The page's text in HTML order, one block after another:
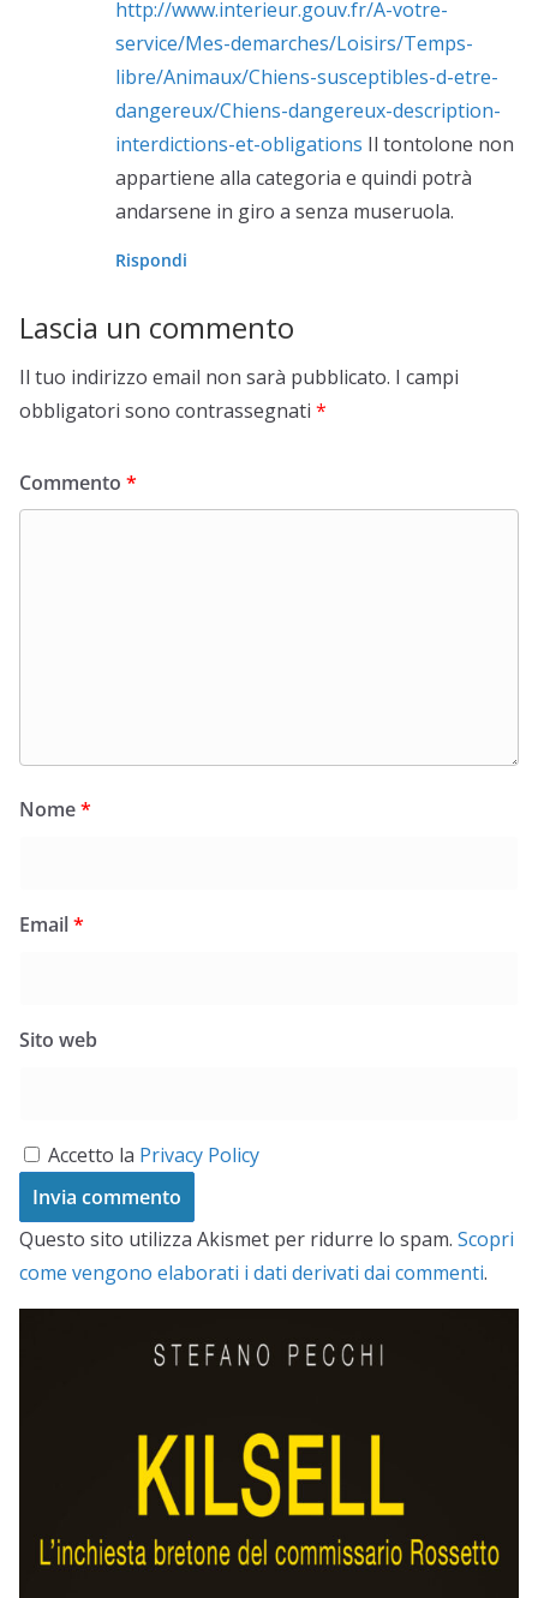
http://www.interieur.gouv.fr/A-votre-
service/Mes-demarches/Loisirs/Temps-
libre/Animaux/Chiens-susceptibles-d-etre-
dangereux/Chiens-dangereux-description-
interdictions-et-obligations Il tontolone non
appartiene alla categoria e quindi potrà
andarsene in giro a senza museruola.
Rispondi
Lascia un commento
Il tuo indirizzo email non sarà pubblicato. I campi
obbligatori sono contrassegnati *
Commento *
Nome*
Email*
Sito web
Accetto la Privacy Policy
Questo sito utilizza Akismet per ridurre lo spam. Scopri
come vengono elaborati i dati derivati dai commenti.